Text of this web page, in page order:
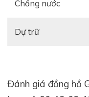
Chống nước
Dự trữ
Đánh giá đồng hồ